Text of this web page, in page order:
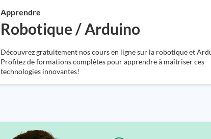
Apprendre
Robotique / Arduino
Découvrez gratuitement nos cours en ligne sur la robotique et
Profitez de formations complètes pour apprendre à maîtriser ces
technologies innovantes!